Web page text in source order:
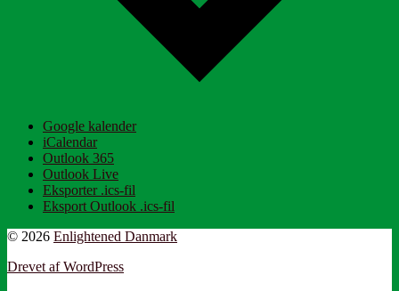
Google kalender
iCalendar
Outlook 365
Outlook Live
Eksporter .ics-fil
Eksport Outlook .ics-fil
© 2026 Enlightened Danmark
Drevet af WordPress